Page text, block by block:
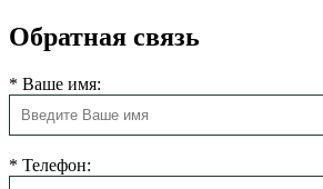
Обратная связь
* Ваше имя:
* Телефон: